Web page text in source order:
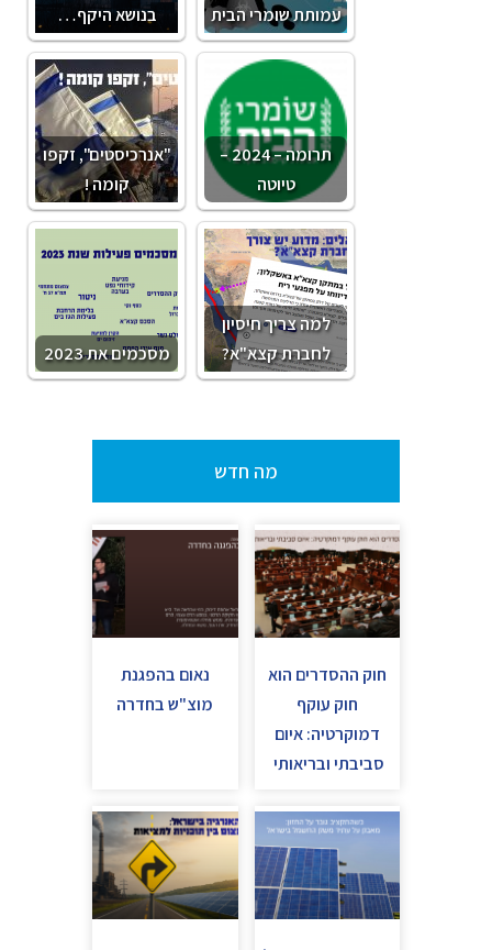
בנושא היקף…
עמותת שומרי הבית
"אנרכיסטים", זקפו
קומה !
תרומה – 2024 –
טיוטה
מסכמים את 2023
למה צריך חיסיון
לחברת קצא"א?
מה חדש
חוק ההסדרים הוא
חוק עוקף
דמוקרטיה: איום
סביבתי ובריאותי
נאום בהפגנת
מוצ"ש בחדרה